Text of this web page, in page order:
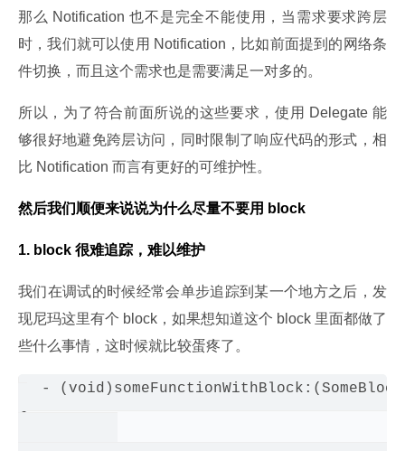
那么 Notification 也不是完全不能使用，当需求要求跨层
时，我们就可以使用 Notification，比如前面提到的网络条
件切换，而且这个需求也是需要满足一对多的。
所以，为了符合前面所说的这些要求，使用 Delegate 能
够很好地避免跨层访问，同时限制了响应代码的形式，相
比 Notification 而言有更好的可维护性。
然后我们顺便来说说为什么尽量不要用 block
1. block 很难追踪，难以维护
我们在调试的时候经常会单步追踪到某一个地方之后，发
现尼玛这里有个 block，如果想知道这个 block 里面都做了
些什么事情，这时候就比较蛋疼了。
-